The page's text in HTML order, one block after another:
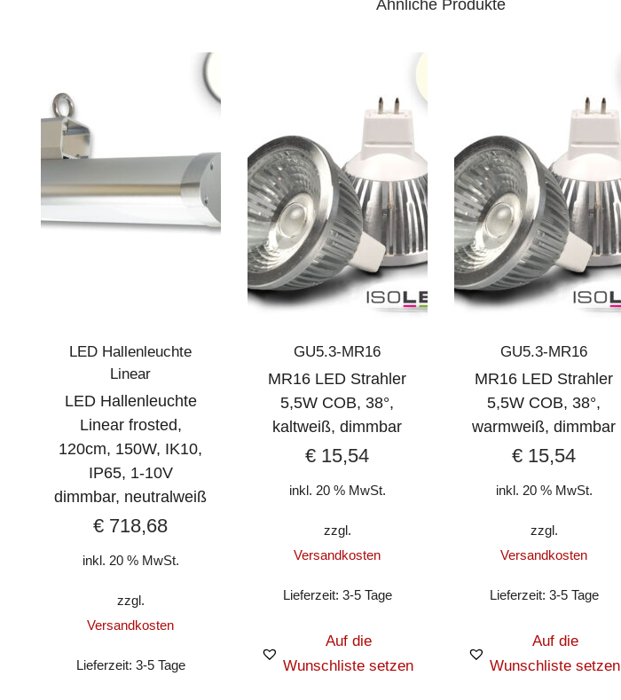
Ähnliche Produkte
LED Hallenleuchte
Linear
LED Hallenleuchte
Linear frosted,
120cm, 150W, IK10,
IP65, 1-10V
dimmbar, neutralweiß
€ 718,68
inkl. 20 % MwSt.
zzgl.
Versandkosten
Lieferzeit: 3-5 Tage
GU5.3-MR16
MR16 LED Strahler
5,5W COB, 38°,
kaltweiß, dimmbar
€ 15,54
inkl. 20 % MwSt.
zzgl.
Versandkosten
Lieferzeit: 3-5 Tage
Auf die
Wunschliste setzen
GU5.3-MR16
MR16 LED Strahler
5,5W COB, 38°,
warmweiß, dimmbar
€ 15,54
inkl. 20 % MwSt.
zzgl.
Versandkosten
Lieferzeit: 3-5 Tage
Auf die
Wunschliste setzen